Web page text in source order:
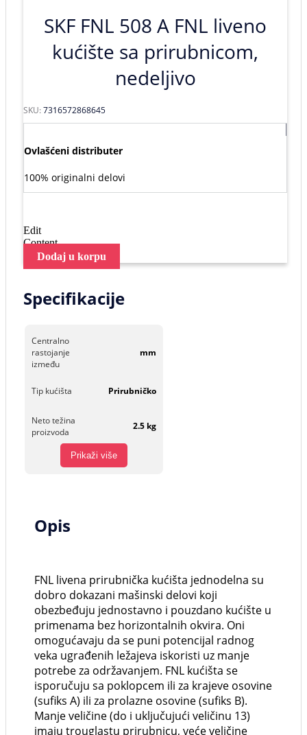
SKF FNL 508 A FNL liveno
kućište sa prirubnicom,
nedeljivo
SKU:7316572868645
Ovlašćeni distributer
100% originalni delovi
Edit
Content
Dodaj u korpu
Specifikacije
Centralno
rastojanje
između
mm
Tip kućišta Prirubničko
Neto težina
proizvoda
2.5 kg
Prikaži više
Opis
FNL livena prirubnička kućišta jednodelna su
dobro dokazani mašinski delovi koji
obezbeđuju jednostavno i pouzdano kućište u
primenama bez horizontalnih okvira. Oni
omogućavaju da se puni potencijal radnog
veka ugrađenih ležajeva iskoristi uz manje
potrebe za održavanjem. FNL kućišta se
isporučuju sa poklopcem ili za krajeve osovine
(sufiks A) ili za prolazne osovine (sufiks B).
Manje veličine (do i uključujući veličinu 13)
imaju trouglastu prirubnicu, veće veličine